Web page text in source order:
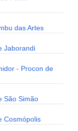
das Artes
Jaborandi
- Procon de
São Simão
Cosmópolis